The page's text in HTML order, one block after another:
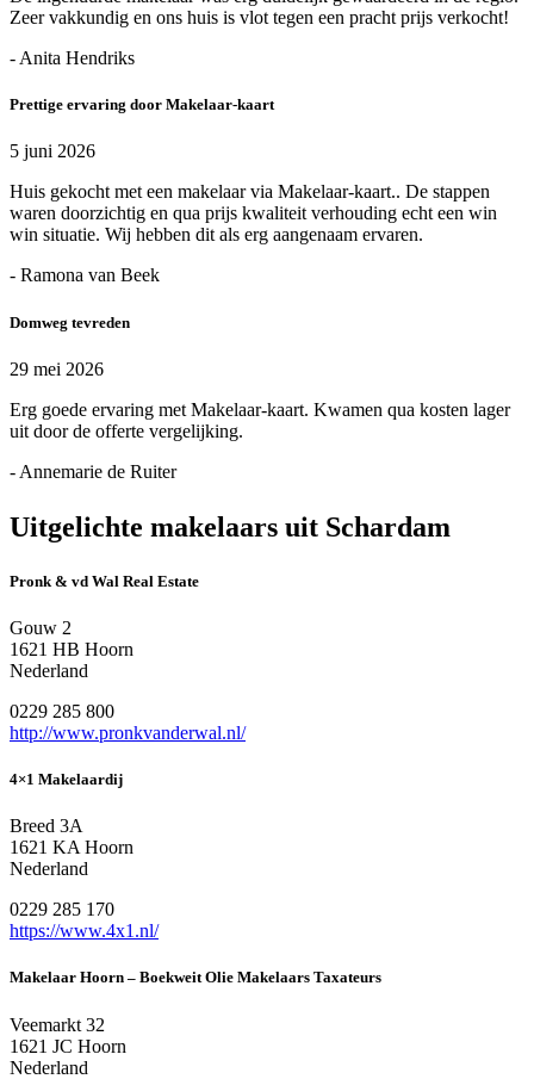
Zeer vakkundig en ons huis is vlot tegen een pracht prijs verkocht!
- Anita Hendriks
Prettige ervaring door Makelaar-kaart
5 juni 2026
Huis gekocht met een makelaar via Makelaar-kaart.. De stappen
waren doorzichtig en qua prijs kwaliteit verhouding echt een win
win situatie. Wij hebben dit als erg aangenaam ervaren.
- Ramona van Beek
Domweg tevreden
29 mei 2026
Erg goede ervaring met Makelaar-kaart. Kwamen qua kosten lager
uit door de offerte vergelijking.
- Annemarie de Ruiter
Uitgelichte makelaars uit Schardam
Pronk & vd Wal Real Estate
Gouw 2
1621 HB Hoorn
Nederland
0229 285 800
http://www.pronkvanderwal.nl/
4×1 Makelaardij
Breed 3A
1621 KA Hoorn
Nederland
0229 285 170
https://www.4x1.nl/
Makelaar Hoorn – Boekweit Olie Makelaars Taxateurs
Veemarkt 32
1621 JC Hoorn
Nederland